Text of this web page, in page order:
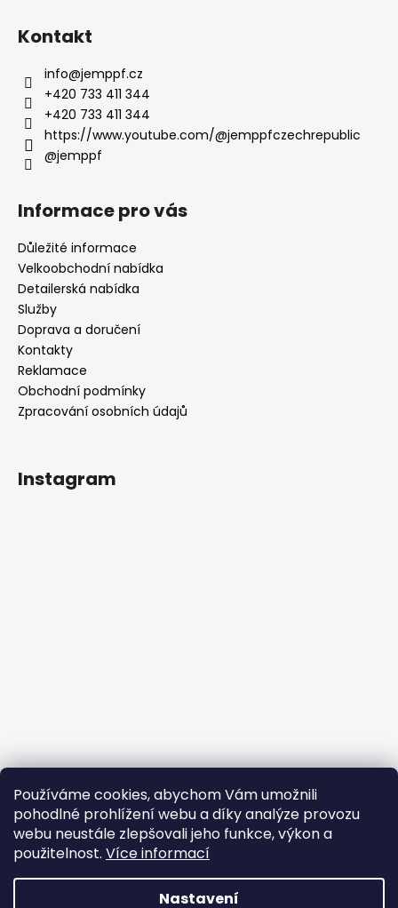
Používáme cookies, abychom Vám umožnili
pohodlné prohlížení webu a díky analýze provozu
webu neustále zlepšovali jeho funkce, výkon a
použitelnost. Více informací
Nastavení
Kontakt
info@jemppf.cz
+420 733 411 344
+420 733 411 344
https://www.youtube.com/@jemppfczechrepublic
@jemppf
Informace pro vás
Důležité informace
Velkoobchodní nabídka
Detailerská nabídka
Služby
Doprava a doručení
Kontakty
Reklamace
Obchodní podmínky
Zpracování osobních údajů
Instagram
Sledovat na Instagramu
Facebook